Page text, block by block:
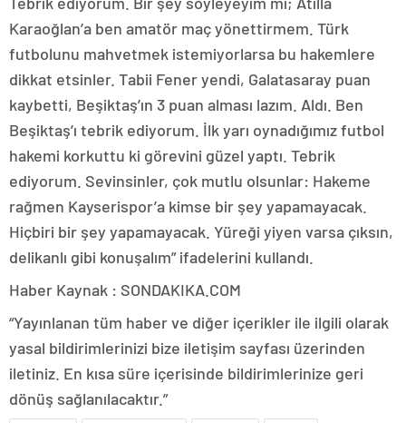
Karaoğlan’a ben amatör maç yönettirmem. Türk
futbolunu mahvetmek istemiyorlarsa bu hakemlere
dikkat etsinler. Tabii Fener yendi, Galatasaray puan
kaybetti, Beşiktaş’ın 3 puan alması lazım. Aldı. Ben
Beşiktaş’ı tebrik ediyorum. İlk yarı oynadığımız futbol
hakemi korkuttu ki görevini güzel yaptı. Tebrik
ediyorum. Sevinsinler, çok mutlu olsunlar: Hakeme
rağmen Kayserispor’a kimse bir şey yapamayacak.
Hiçbiri bir şey yapamayacak. Yüreği yiyen varsa çıksın,
delikanlı gibi konuşalım” ifadelerini kullandı.
Haber Kaynak : SONDAKIKA.COM
“Yayınlanan tüm haber ve diğer içerikler ile ilgili olarak
yasal bildirimlerinizi bize iletişim sayfası üzerinden
iletiniz. En kısa süre içerisinde bildirimlerinize geri
dönüş sağlanılacaktır.”